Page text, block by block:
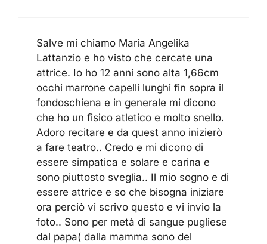
Salve mi chiamo Maria Angelika
Lattanzio e ho visto che cercate una
attrice. Io ho 12 anni sono alta 1,66cm
occhi marrone capelli lunghi fin sopra il
fondoschiena e in generale mi dicono
che ho un fisico atletico e molto snello.
Adoro recitare e da quest anno inizierò
a fare teatro.. Credo e mi dicono di
essere simpatica e solare e carina e
sono piuttosto sveglia.. Il mio sogno e di
essere attrice e so che bisogna iniziare
ora perciò vi scrivo questo e vi invio la
foto.. Sono per metà di sangue pugliese
dal papa( dalla mamma sono del